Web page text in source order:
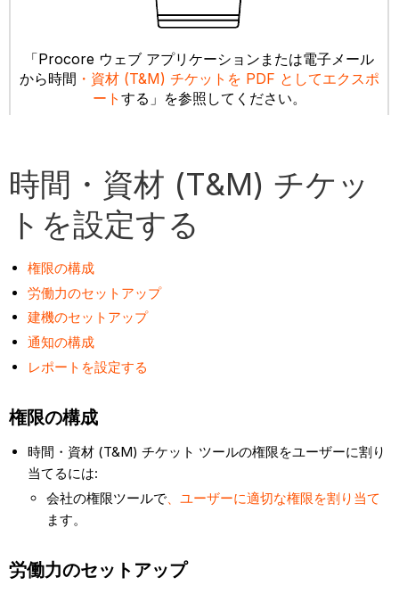
「Procore ウェブ アプリケーションまたは電子メール
から時間 ・資材 (T&M) チケットを PDF としてエクスポ
ート する」を参照してください。
時間・資材 (T&M) チケッ
トを設定する
権限の構成
労働力のセットアップ
建機のセットアップ
通知の構成
レポートを設定する
権限の構成
時間・資材 (T&M) チケット ツールの権限をユーザーに割り
当てるには:
会社の権限ツールで 、ユーザーに適切な権限を割り当て
ます。
労働力のセットアップ